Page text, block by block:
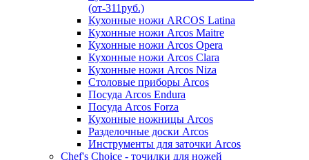
(от-311руб.)
Кухонные ножи ARCOS Latina
Кухонные ножи Arcos Maitre
Кухонные ножи Arcos Opera
Кухонные ножи Arcos Clara
Кухонные ножи Arcos Niza
Столовые приборы Arcos
Посуда Arcos Endura
Посуда Arcos Forza
Кухонные ножницы Arcos
Разделочные доски Arcos
Инструменты для заточки Arcos
Chef's Choice - точилки для ножей